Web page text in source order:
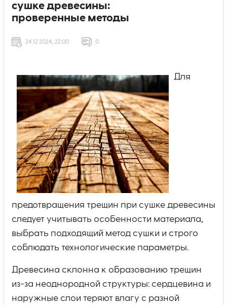
сушке древесины:
проверенные методы
24 12 2024, 22:00 0
Для
предотвращения трещин при сушке древесины
следует учитывать особенности материала,
выбрать подходящий метод сушки и строго
соблюдать технологические параметры.
Древесина склонна к образованию трещин
из-за неоднородной структуры: сердцевина и
наружные слои теряют влагу с разной